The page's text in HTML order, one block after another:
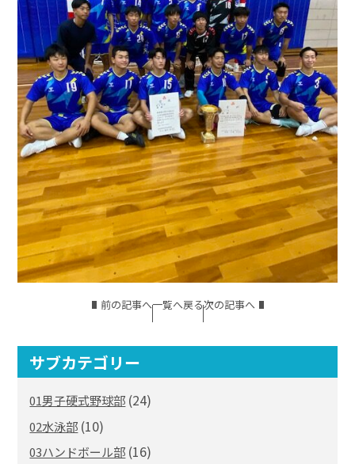
前の記事へ一覧へ戻る次の記事へ
サブカテゴリー
01男子硬式野球部 (24)
02水泳部 (10)
03ハンドボール部 (16)